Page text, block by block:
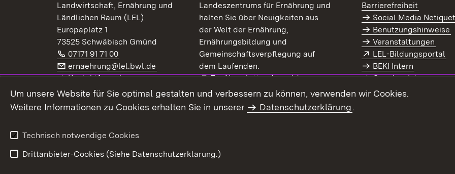
Landwirtschaft, Ernährung und
Ländlichen Raum (LEL)
Europaplatz 1
73525 Schwäbisch Gmünd
Telefon:
07171 91 71 00 (Öffnet in neuem Fenster)
E-Mail:
ernaehrung@lel.bwl.de (Öffnet in neuem Fenster)
Kontaktformular
Extern:
LinkedIn (Öffnet in neuem Fenster)
Landeszentrums für Ernährung und
halten Sie über Neuigkeiten aus
der Welt der Ernährung,
Ernährungsbildung und
Gemeinschaftsverpflegung auf
dem Laufenden.
Extern:
Zur Newsletter-Anmeldung(Öffnet in neuem Fenster)
Newsletter-Archiv
Barrierefreiheit
Social Media
Benutzungshinweise
Veranstaltungen
Extern:
LEL-Bildungsportal
BEKI Intern
Coaches Intern
Intranet
Um unsere Website für Sie optimal gestalten und verbessern zu können, verwenden wir Cookies.
Weitere Informationen zu Cookies erhalten Sie in unserer
Datenschutzerklärung.
Technisch notwendige Cookies
Drittanbieter-Cookies (Siehe Datenschutzerklärung.)